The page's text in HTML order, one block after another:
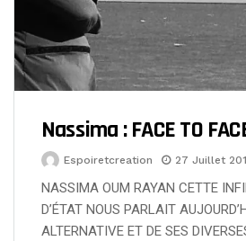
Nassima : FACE TO
Espoiretcreation 27 Juillet
NASSIMA OUM RAYAN CETTE
D’ÉTAT NOUS PARLAIT
ALTERNATIVE ET DE SES